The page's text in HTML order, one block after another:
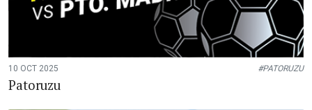
10 OCT 2025 #PATORUZU
Patoruzu